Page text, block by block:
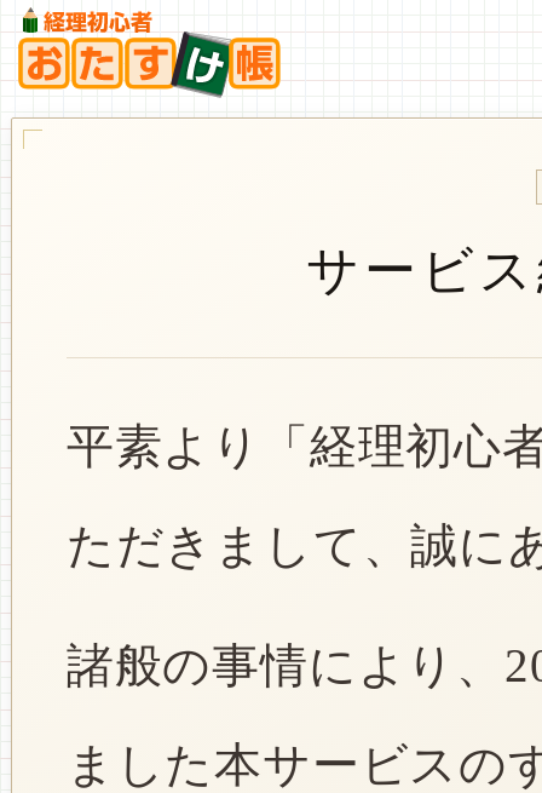
サービ
平素より「経理初心
ただきまして、誠に
諸般の事情により、
ました本サービスの